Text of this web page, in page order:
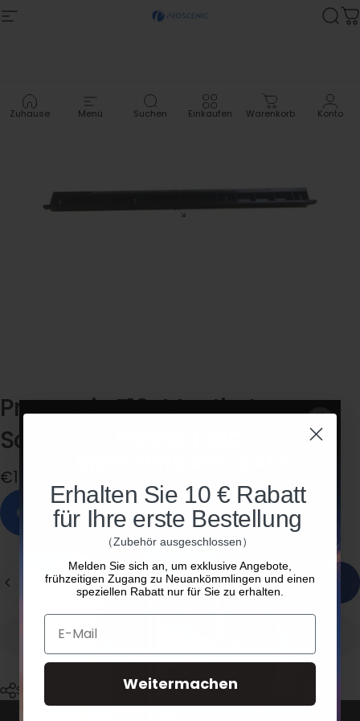
Zum Inhalt springen
Site-Navigation Proscenic
Zuhause Menü Suchen Einkaufen Warenkorb Konto
ProscenicF10-Montierter
Schaber
€15,00
Auf Lager, versandfertig
In den Warenkorb legen
Share
Erhalten Sie 10 € Rabatt
für Ihre erste Bestellung
（Zubehör ausgeschlossen）
Melden Sie sich an, um exklusive Angebote,
frühzeitigen Zugang zu Neuankömmlingen und einen
speziellen Rabatt nur für Sie zu erhalten.
E-Mail
Weitermachen